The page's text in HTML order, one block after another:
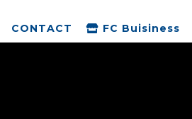
CONTACT FC Buisiness